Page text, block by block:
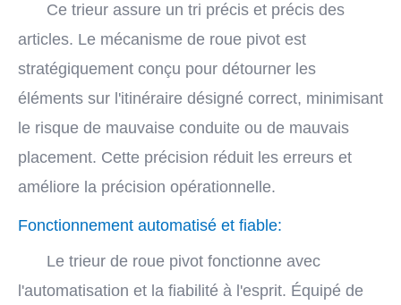
Ce trieur assure un tri précis et précis des
articles. Le mécanisme de roue pivot est
stratégiquement conçu pour détourner les
éléments sur l'itinéraire désigné correct, minimisant
le risque de mauvaise conduite ou de mauvais
placement. Cette précision réduit les erreurs et
améliore la précision opérationnelle.
Fonctionnement automatisé et fiable:
Le trieur de roue pivot fonctionne avec
l'automatisation et la fiabilité à l'esprit. Équipé de